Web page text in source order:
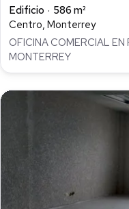
Edificio
586 m²
Centro, Monterrey
OFICINA COMERCIAL EN
MONTERREY